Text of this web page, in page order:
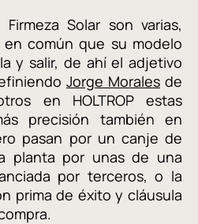
Solar son varias,
común que su modelo
y salir, de ahí el adjetivo
Jorge Morales de
en HOLTROP estas
precisión también en
pasan por un canje de
planta por unas de una
por terceros, o la
prima de éxito y cláusula